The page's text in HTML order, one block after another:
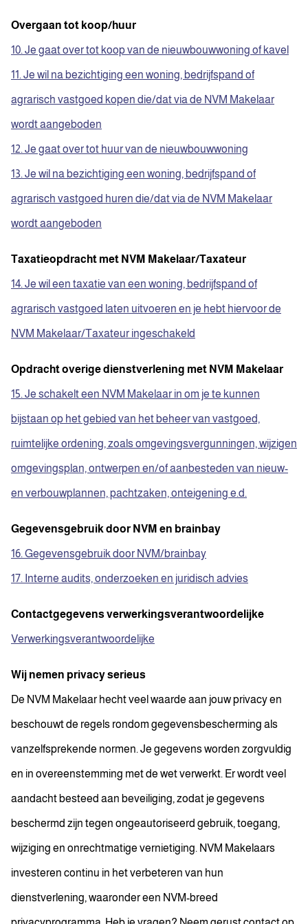
Overgaan tot koop/huur
10. Je gaat over tot koop van de nieuwbouwwoning of kavel
11. Je wil na bezichtiging een woning, bedrijfspand of
agrarisch vastgoed kopen die/dat via de NVM Makelaar
wordt aangeboden
12. Je gaat over tot huur van de nieuwbouwwoning
13. Je wil na bezichtiging een woning, bedrijfspand of
agrarisch vastgoed huren die/dat via de NVM Makelaar
wordt aangeboden
Taxatieopdracht met NVM Makelaar/Taxateur
14. Je wil een taxatie van een woning, bedrijfspand of
agrarisch vastgoed laten uitvoeren en je hebt hiervoor de
NVM Makelaar/Taxateur ingeschakeld
Opdracht overige dienstverlening met NVM Makelaar
15. Je schakelt een NVM Makelaar in om je te kunnen
bijstaan op het gebied van het beheer van vastgoed,
ruimtelijke ordening, zoals omgevingsvergunningen, wijzigen
omgevingsplan, ontwerpen en/of aanbesteden van nieuw-
en verbouwplannen, pachtzaken, onteigening e.d.
Gegevensgebruik door NVM en brainbay
16. Gegevensgebruik door NVM/brainbay
17. Interne audits, onderzoeken en juridisch advies
Contactgegevens verwerkingsverantwoordelijke
Verwerkingsverantwoordelijke
Wij nemen privacy serieus
De NVM Makelaar hecht veel waarde aan jouw privacy en
beschouwt de regels rondom gegevensbescherming als
vanzelfsprekende normen. Je gegevens worden zorgvuldig
en in overeenstemming met de wet verwerkt. Er wordt veel
aandacht besteed aan beveiliging, zodat je gegevens
beschermd zijn tegen ongeautoriseerd gebruik, toegang,
wijziging en onrechtmatige vernietiging. NVM Makelaars
investeren continu in het verbeteren van hun
dienstverlening, waaronder een NVM-breed